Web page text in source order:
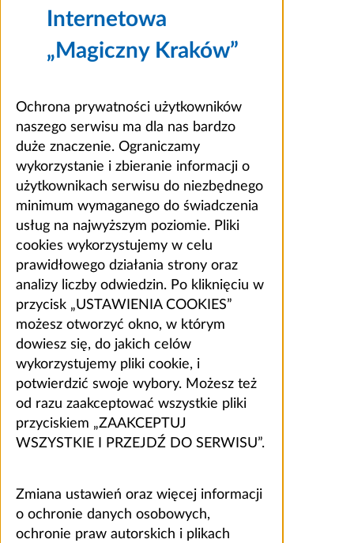
Internetowa
„Magiczny Kraków”
Ochrona prywatności użytkowników
naszego serwisu ma dla nas bardzo
duże znaczenie. Ograniczamy
wykorzystanie i zbieranie informacji o
użytkownikach serwisu do niezbędnego
minimum wymaganego do świadczenia
usług na najwyższym poziomie. Pliki
cookies wykorzystujemy w celu
prawidłowego działania strony oraz
analizy liczby odwiedzin. Po kliknięciu w
przycisk „USTAWIENIA COOKIES”
możesz otworzyć okno, w którym
dowiesz się, do jakich celów
wykorzystujemy pliki cookie, i
potwierdzić swoje wybory. Możesz też
od razu zaakceptować wszystkie pliki
przyciskiem „ZAAKCEPTUJ
WSZYSTKIE I PRZEJDŹ DO SERWISU”.
Zmiana ustawień oraz więcej informacji
o ochronie danych osobowych,
ochronie praw autorskich i plikach